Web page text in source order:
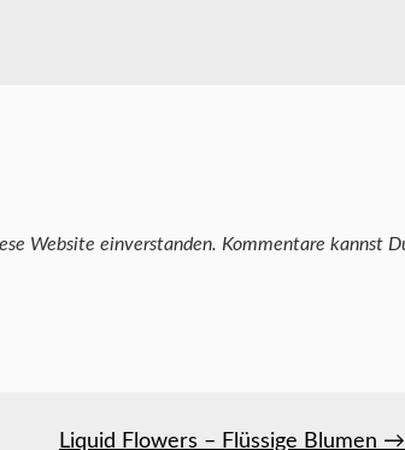
Kommentare kannst Du
Liquid Flowers – Flüssige Blumen →